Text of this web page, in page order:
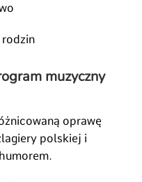
rodzin
muzyczny
oprawę
polskiej i